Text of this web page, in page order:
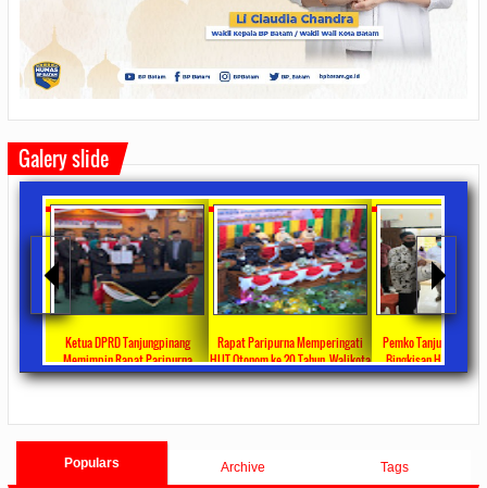
Galery slide
Ketua DPRD Tanjungpinang
Memimpin Rapat Paripurna
Pengesahan Ranperda Perubahan
Rapat Paripurna Memperingati
HUT Otonom ke 20 Tahun, Walikota
Rahma Paparkan Capaian
Pemko Tanjung
Bingkisan Hari Raya
Untuk Masyarakat
Populars Archive Tags